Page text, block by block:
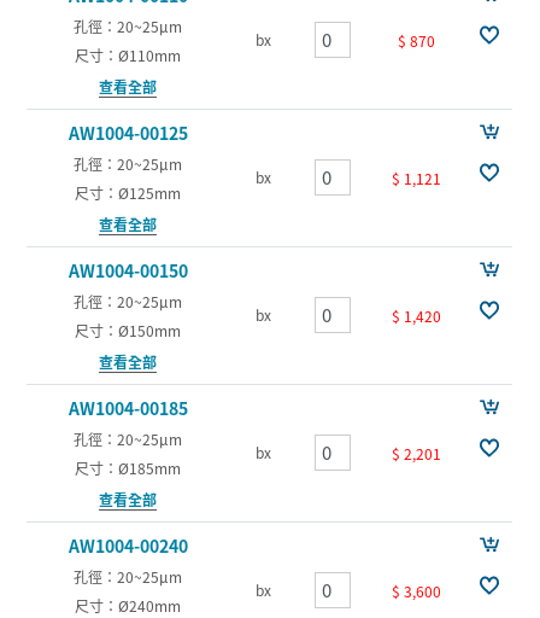
孔徑：20~25µm
尺寸：Ø110mm
查看全部
bx $ 870
AW1004-00125
孔徑：20~25µm
尺寸：Ø125mm
查看全部
bx $ 1,121
AW1004-00150
孔徑：20~25µm
尺寸：Ø150mm
查看全部
bx $ 1,420
AW1004-00185
孔徑：20~25µm
尺寸：Ø185mm
查看全部
bx $ 2,201
AW1004-00240
孔徑：20~25µm
尺寸：Ø240mm
bx $ 3,600